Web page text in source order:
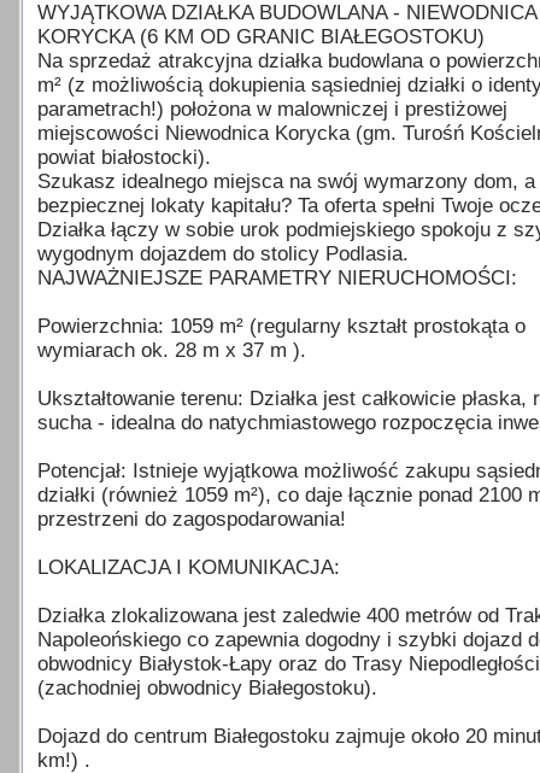
WYJĄTKOWA DZIAŁKA BUDOWLANA - NIEWODNICA
KORYCKA (6 KM OD GRANIC BIAŁEGOSTOKU)
Na sprzedaż atrakcyjna działka budowlana o
m² (z możliwością dokupienia sąsiedniej działki o
parametrach!) położona w malowniczej i prestiżowej
miejscowości Niewodnica Korycka (gm. Turośń
powiat białostocki).
Szukasz idealnego miejsca na swój wymarzony dom, a
bezpiecznej lokaty kapitału? Ta oferta spełni Twoje
Działka łączy w sobie urok podmiejskiego spokoju z
wygodnym dojazdem do stolicy Podlasia.
NAJWAŻNIEJSZE PARAMETRY NIERUCHOMOŚCI:
Powierzchnia: 1059 m² (regularny kształt prostokąta o
wymiarach ok. 28 m x 37 m ).
Ukształtowanie terenu: Działka jest całkowicie płaska,
sucha - idealna do natychmiastowego rozpoczęcia
Potencjał: Istnieje wyjątkowa możliwość zakupu
działki (również 1059 m²), co daje łącznie ponad 2100
przestrzeni do zagospodarowania!
LOKALIZACJA I KOMUNIKACJA:
Działka zlokalizowana jest zaledwie 400 metrów od
Napoleońskiego co zapewnia dogodny i szybki dojazd
obwodnicy Białystok-Łapy oraz do Trasy Niepodległości
(zachodniej obwodnicy Białegostoku).
Dojazd do centrum Białegostoku zajmuje około 20
km!) .